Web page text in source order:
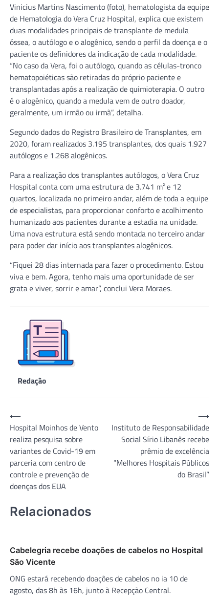
Vinicius Martins Nascimento (foto), hematologista da equipe
de Hematologia do Vera Cruz Hospital, explica que existem
duas modalidades principais de transplante de medula
óssea, o autólogo e o alogênico, sendo o perfil da doença e o
paciente os definidores da indicação de cada modalidade.
“No caso da Vera, foi o autólogo, quando as células-tronco
hematopoiéticas são retiradas do próprio paciente e
transplantadas após a realização de quimioterapia. O outro
é o alogênico, quando a medula vem de outro doador,
geralmente, um irmão ou irmã”, detalha.
Segundo dados do Registro Brasileiro de Transplantes, em
2020, foram realizados 3.195 transplantes, dos quais 1.927
autólogos e 1.268 alogênicos.
Para a realização dos transplantes autólogos, o Vera Cruz
Hospital conta com uma estrutura de 3.741 m² e 12
quartos, localizada no primeiro andar, além de toda a equipe
de especialistas, para proporcionar conforto e acolhimento
humanizado aos pacientes durante a estadia na unidade.
Uma nova estrutura está sendo montada no terceiro andar
para poder dar início aos transplantes alogênicos.
“Fiquei 28 dias internada para fazer o procedimento. Estou
viva e bem. Agora, tenho mais uma oportunidade de ser
grata e viver, sorrir e amar”, conclui Vera Moraes.
Redação
Navegação
de
Post
⟵
Hospital Moinhos de Vento
realiza pesquisa sobre
variantes de Covid-19 em
parceria com centro de
controle e prevenção de
doenças dos EUA
Instituto de Responsabilidade
Social Sírio Libanês recebe
prêmio de excelência
“Melhores Hospitais Públicos
do Brasil”
⟶
Relacionados
Cabelegria recebe doações de cabelos no Hospital
São Vicente
ONG estará recebendo doações de cabelos no ia 10 de
agosto, das 8h às 16h, junto à Recepção Central.